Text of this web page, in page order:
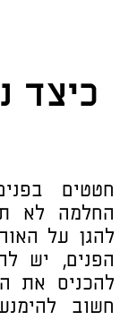
כיצד
חטטים
החלמה לא
להגן על
הפנים, יש
להכניס את
חשוב